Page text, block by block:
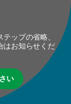
ップの省略、
はお知らせくだ
い